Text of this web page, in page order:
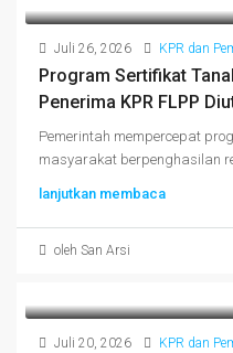
Juli 26, 2026 KPR dan
Program Sertifikat
Penerima KPR FLPP
Pemerintah mempercepat
masyarakat berpenghasilan
lanjutkan membaca
oleh San Arsi
Juli 20, 2026 KPR dan